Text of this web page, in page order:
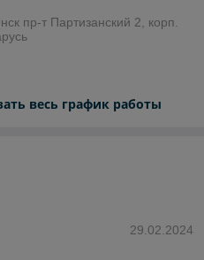
пр-т Партизанский 2, корп.
весь график работы
29.02.2024